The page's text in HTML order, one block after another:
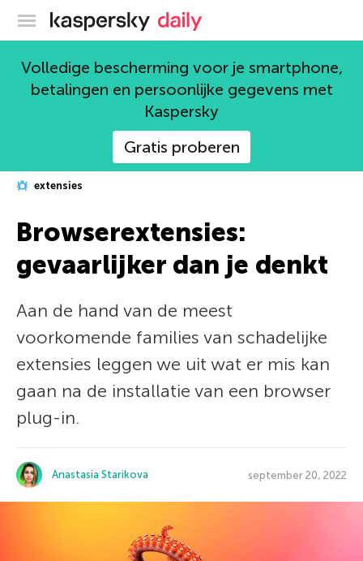
Kaspersky official blog
Volledige bescherming voor je smartphone,
betalingen en persoonlijke gegevens met
Kaspersky
Gratis proberen
extensies
Browserextensies:
gevaarlijker dan je denkt
Aan de hand van de meest
voorkomende families van schadelijke
extensies leggen we uit wat er mis kan
gaan na de installatie van een browser
plug-in.
Anastasia Starikova september 20, 2022